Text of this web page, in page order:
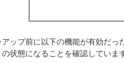
アップ前に以下の機能が有効だ
状態になることを確認していま